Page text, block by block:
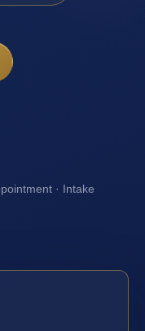
· Intake